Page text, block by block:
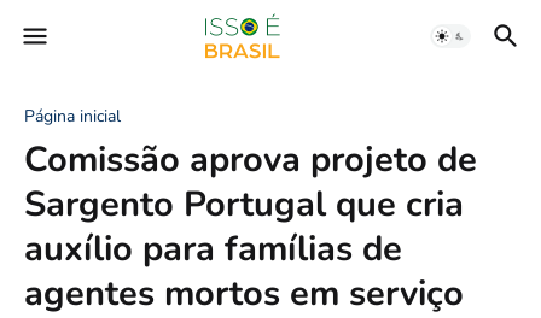
Página inicial
Comissão aprova projeto de
Sargento Portugal que cria
auxílio para famílias de
agentes mortos em serviço